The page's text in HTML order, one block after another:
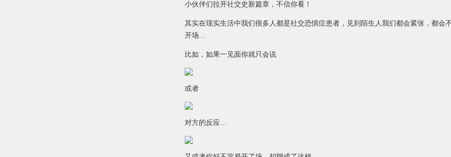
小伙伴们拉开社交史新篇章，不信你看！
其实在现实生活中我们很多人都是社交恐惧症患者，见到陌生人我们都会紧张，都会
开场…
比如，如果一见面你就只会说
或者
对方的反应…